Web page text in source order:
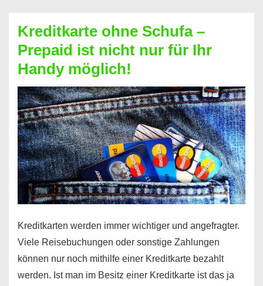
Neueröffnung
trotz
Schufaeintrag
möglich
Kreditkarte ohne Schufa –
Prepaid ist nicht nur für Ihr
Handy möglich!
Kreditkarten werden immer wichtiger und angefragter.
Viele Reisebuchungen oder sonstige Zahlungen
können nur noch mithilfe einer Kreditkarte bezahlt
werden. Ist man im Besitz einer Kreditkarte ist das ja